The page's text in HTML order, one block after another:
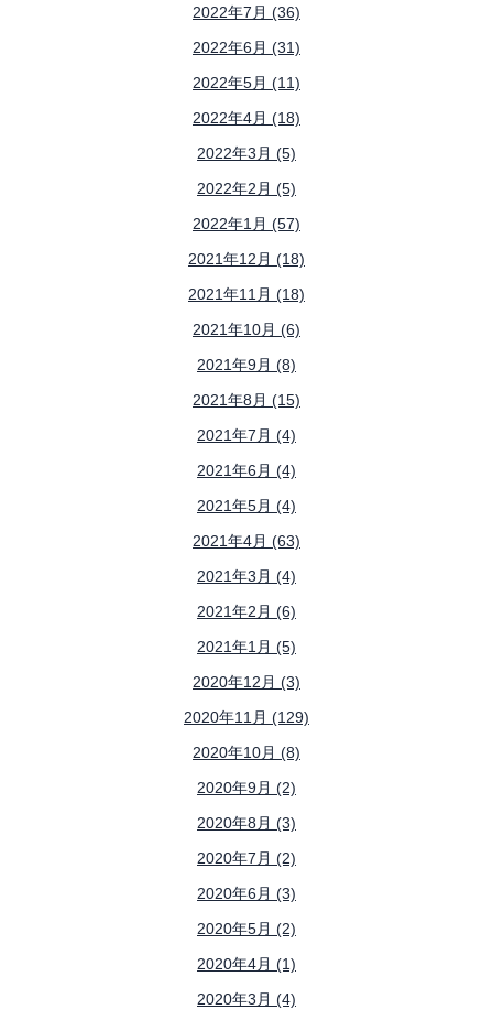
2022年7月 (36)
2022年6月 (31)
2022年5月 (11)
2022年4月 (18)
2022年3月 (5)
2022年2月 (5)
2022年1月 (57)
2021年12月 (18)
2021年11月 (18)
2021年10月 (6)
2021年9月 (8)
2021年8月 (15)
2021年7月 (4)
2021年6月 (4)
2021年5月 (4)
2021年4月 (63)
2021年3月 (4)
2021年2月 (6)
2021年1月 (5)
2020年12月 (3)
2020年11月 (129)
2020年10月 (8)
2020年9月 (2)
2020年8月 (3)
2020年7月 (2)
2020年6月 (3)
2020年5月 (2)
2020年4月 (1)
2020年3月 (4)